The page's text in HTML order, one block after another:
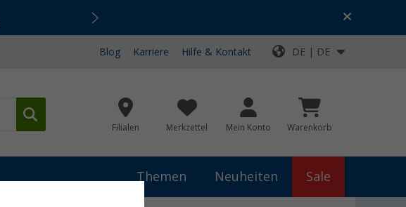
Top-Deals für dein Abenteuer!
Blog Karriere Hilfe & Kontakt DE | DE
Filialen Merkzettel Mein Konto Warenkorb
Themen Neuheiten Sale